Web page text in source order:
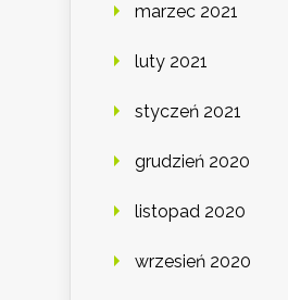
marzec 2021
luty 2021
styczeń 2021
grudzień 2020
listopad 2020
wrzesień 2020